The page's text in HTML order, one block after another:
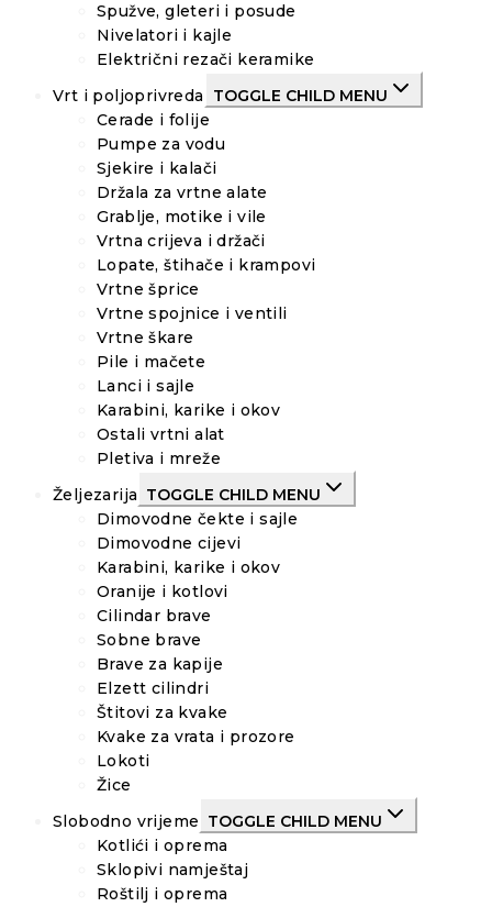
Spužve, gleteri i posude
Nivelatori i kajle
Električni rezači keramike
Vrt i poljoprivreda
TOGGLE CHILD MENU
Cerade i folije
Pumpe za vodu
Sjekire i kalači
Držala za vrtne alate
Grablje, motike i vile
Vrtna crijeva i držači
Lopate, štihače i krampovi
Vrtne šprice
Vrtne spojnice i ventili
Vrtne škare
Pile i mačete
Lanci i sajle
Karabini, karike i okov
Ostali vrtni alat
Pletiva i mreže
Željezarija TOGGLE CHILD MENU
Dimovodne čekte i sajle
Dimovodne cijevi
Karabini, karike i okov
Oranije i kotlovi
Cilindar brave
Sobne brave
Brave za kapije
Elzett cilindri
Štitovi za kvake
Kvake za vrata i prozore
Lokoti
Žice
Slobodno vrijeme TOGGLE CHILD MENU
Kotlići i oprema
Sklopivi namještaj
Roštilj i oprema